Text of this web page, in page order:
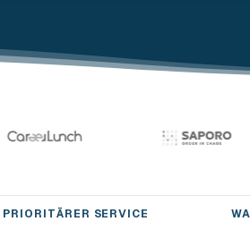
PRIORITÄRER SERVICE